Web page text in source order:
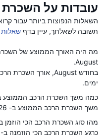
עובדות על
השאלות הנפוצות ביותר עבור
תשובה לשאלתך, עיין בדף שאלות
מה היה האורך הממוצע של
August.
ימים.
כמה משך השכרת הרכב הממוצע ב-
משך השכרת הרכב הממוצע ב- 2026 הוא 11 ימים.
מהו סוג השכרת הרכב הכי הוזמן
כרגע השכרת הרכב הכי הוזמנה